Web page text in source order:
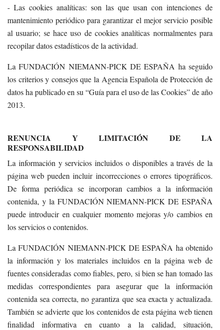
- Las cookies analíticas: son las que usan con intenciones de
mantenimiento periódico para garantizar el mejor servicio posible
al usuario; se hace uso de cookies analíticas normalmentes para
recopilar datos estadísticos de la actividad.
La FUNDACIÓN NIEMANN-PICK DE ESPAÑA ha seguido
los criterios y consejos que la Agencia Española de Protección de
datos ha publicado en su “Guía para el uso de las Cookies” de año
2013.
RENUNCIA Y LIMITACIÓN DE LA
RESPONSABILIDAD
La información y servicios incluidos o disponibles a través de la
página web pueden incluir incorrecciones o errores tipográficos.
De forma periódica se incorporan cambios a la información
contenida, y la FUNDACIÓN NIEMANN-PICK DE ESPAÑA
puede introducir en cualquier momento mejoras y/o cambios en
los servicios o contenidos.
La FUNDACIÓN NIEMANN-PICK DE ESPAÑA ha obtenido
la información y los materiales incluidos en la página web de
fuentes consideradas como fiables, pero, si bien se han tomado las
medidas correspondientes para asegurar que la información
contenida sea correcta, no garantiza que sea exacta y actualizada.
También se advierte que los contenidos de esta página web tienen
finalidad informativa en cuanto a la calidad, situación,